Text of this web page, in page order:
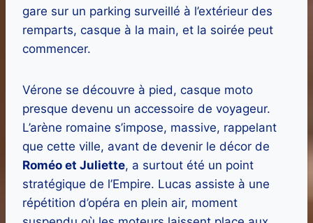
gare sur un parking surveillé à l’extérieur des
remparts, casque à la main, et la soirée peut
commencer.
Vérone se découvre à pied, casque moto
presque devenu un accessoire de voyageur.
L’arène romaine s’impose, massive, rappelant
que cette ville, avant de devenir le décor de
Roméo et Juliette, a surtout été un point
stratégique de l’Empire. Lucas assiste à une
répétition d’opéra en plein air, moment